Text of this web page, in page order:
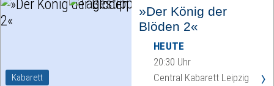
Kabarett
»Der König der
Blöden 2«
HEUTE
20:30 Uhr
Central Kabarett Leipzig
›